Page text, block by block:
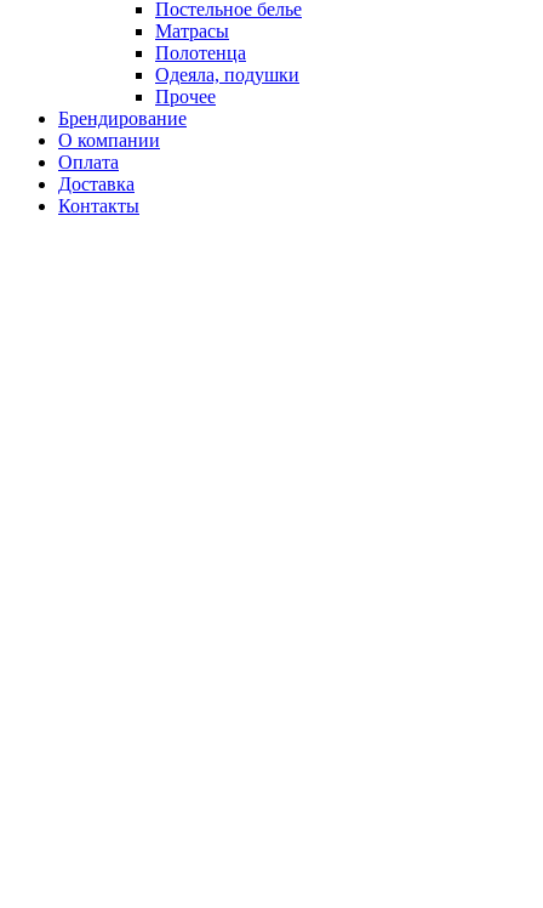
Постельное белье
Матрасы
Полотенца
Одеяла, подушки
Прочее
Брендирование
О компании
Оплата
Доставка
Контакты